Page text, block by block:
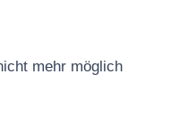
mehr möglich